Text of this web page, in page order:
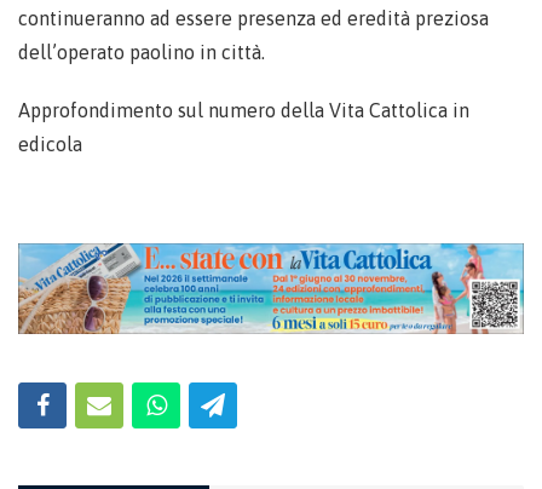
continueranno ad essere presenza ed eredità preziosa
dell’operato paolino in città.
Approfondimento sul numero della Vita Cattolica in
edicola